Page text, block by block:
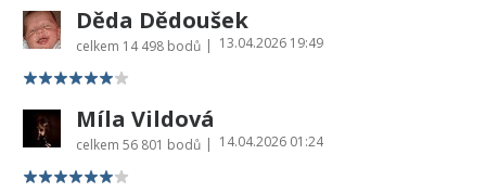
Děda Dědoušek
celkem 14 498 bodů | 13.04.2026 19:49
Míla Vildová
celkem 56 801 bodů | 14.04.2026 01:24